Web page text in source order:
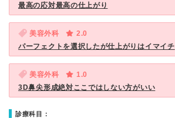
最高の応対最高の仕上がり
美容外科
2.0
パーフェクトを選択したが仕上がりはイマイチ
美容外科
1.0
3D鼻尖形成絶対ここではしない方がいい
診療科目：